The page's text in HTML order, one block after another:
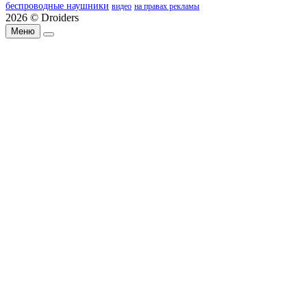
беспроводные наушники видео на правах рекламы
2026 © Droiders
Меню